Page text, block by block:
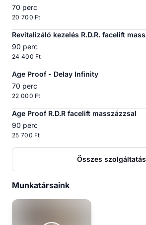
70 perc
20 700 Ft
90 perc
24 400 Ft
Age Proof - Delay Infinity
70 perc
22 000 Ft
Age Proof R.D.R facelift masszázzsal
90 perc
25 700 Ft
Összes szolgáltatás
Munkatársaink